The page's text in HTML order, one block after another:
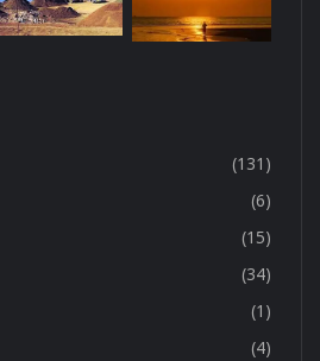
(131)
(6)
(15)
(34)
(1)
(4)